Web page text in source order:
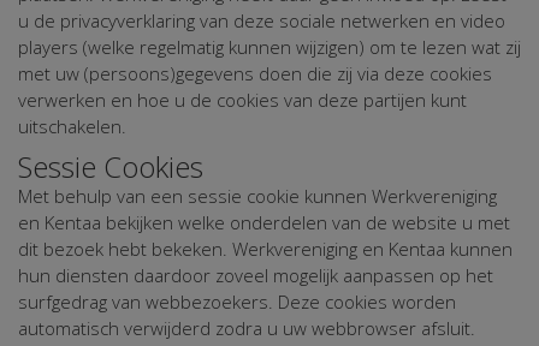
u de privacyverklaring van deze sociale netwerken en video
players (welke regelmatig kunnen wijzigen) om te lezen wat zij
met uw (persoons)gegevens doen die zij via deze cookies
verwerken en hoe u de cookies van deze partijen kunt
uitschakelen.
Sessie Cookies
Met behulp van een sessie cookie kunnen Werkvereniging
en Kentaa bekijken welke onderdelen van de website u met
dit bezoek hebt bekeken. Werkvereniging en Kentaa kunnen
hun diensten daardoor zoveel mogelijk aanpassen op het
surfgedrag van webbezoekers. Deze cookies worden
automatisch verwijderd zodra u uw webbrowser afsluit.